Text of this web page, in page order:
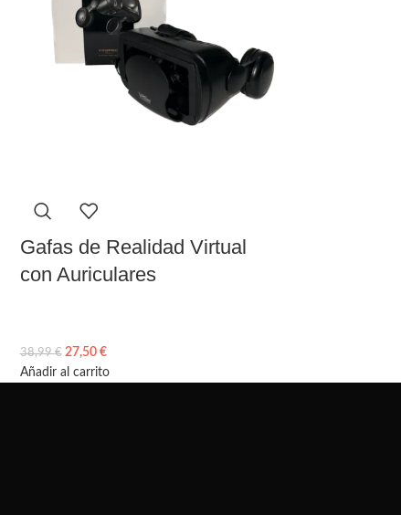
Gafas de Realidad Virtual
con Auriculares
38,99€ 27,50 €
Añadir al carrito